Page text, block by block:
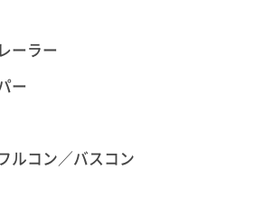
ーラー
ー
ルコン／バスコン